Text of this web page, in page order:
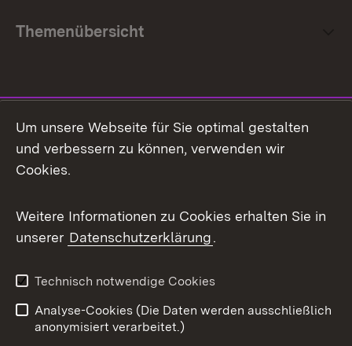
Themenübersicht
Facebook
X / Twitter
Youtube
Impressum
Kontakt
Um unsere Webseite für Sie optimal gestalten
und verbessern zu können, verwenden wir
Cookies.
Weitere Informationen zu Cookies erhalten Sie in
unserer Datenschutzerklärung.
Technisch notwendige Cookies
Analyse-Cookies (Die Daten werden ausschließlich
anonymisiert verarbeitet.)